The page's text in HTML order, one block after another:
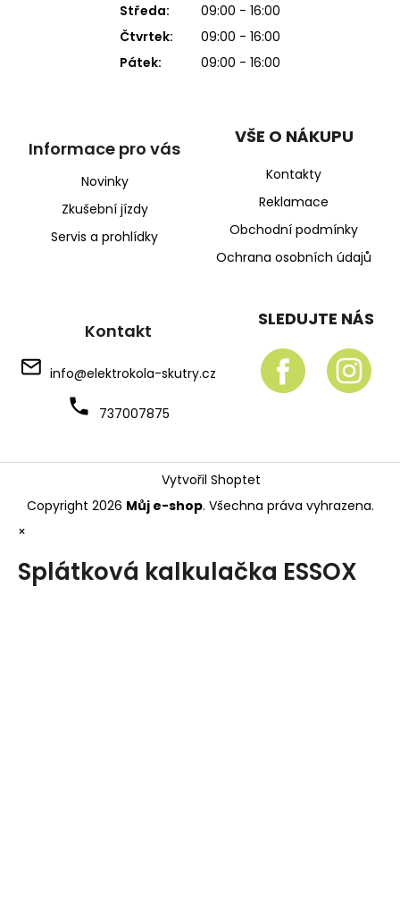
Středa:
09:00 - 16:00
Čtvrtek:
09:00 - 16:00
Pátek:
09:00 - 16:00
Informace pro vás
Novinky
Zkušební jízdy
Servis a prohlídky
VŠE O NÁKUPU
Kontakty
Reklamace
Obchodní podmínky
Ochrana osobních údajů
Kontakt
info@elektrokola-skutry.cz
737007875
SLEDUJTE NÁS
Vytvořil Shoptet
Copyright 2026 Můj e-shop. Všechna práva vyhrazena.
×
Splátková kalkulačka ESSOX